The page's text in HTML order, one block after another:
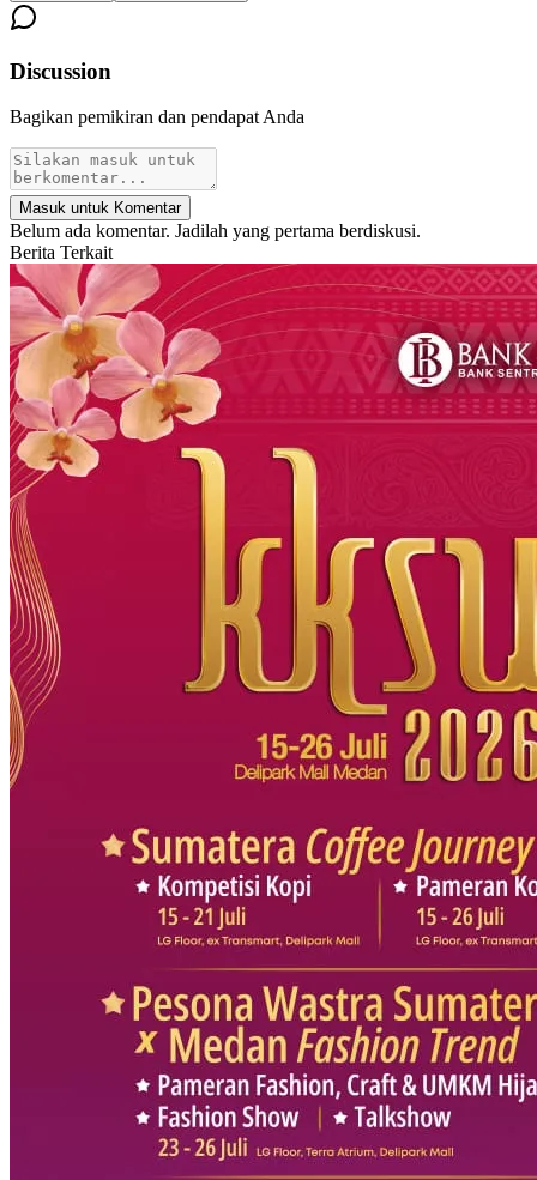
Discussion
Bagikan pemikiran dan pendapat Anda
Masuk untuk Komentar
Belum ada komentar. Jadilah yang pertama berdiskusi.
Berita Terkait